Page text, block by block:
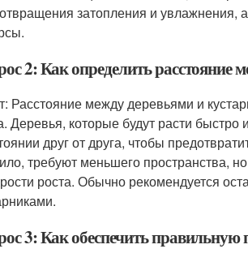
затопления и увлажнения,
2: Как определить расстояние
Расстояние между деревьями и
Деревья, которые будут расти
друг от друга, чтобы
требуют меньшего пространства,
роста. Обычно рекомендуется
3: Как обеспечить правильную